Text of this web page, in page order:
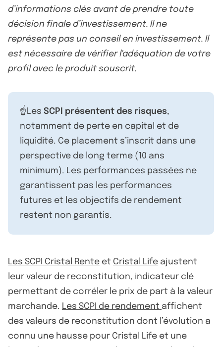
d’informations clés avant de prendre toute
décision finale d’investissement. Il ne
représente pas un conseil en investissement. Il
est nécessaire de vérifier l'adéquation de votre
profil avec le produit souscrit.
☝️Les SCPI présentent des risques,
notamment de perte en capital et de
liquidité. Ce placement s’inscrit dans une
perspective de long terme (10 ans
minimum). Les performances passées ne
garantissent pas les performances
futures et les objectifs de rendement
restent non garantis.
Les SCPI Cristal Rente et Cristal Life ajustent
leur valeur de reconstitution, indicateur clé
permettant de corréler le prix de part à la valeur
marchande. Les SCPI de rendement affichent
des valeurs de reconstitution dont l’évolution a
connu une hausse pour Cristal Life et une